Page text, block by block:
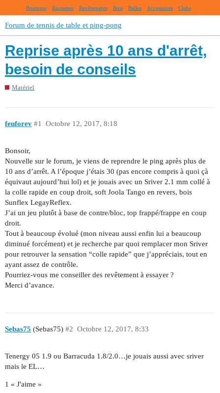
Boutique Raquettes Revêtements Bois Balles Accessoires Clubs
Forum de tennis de table et ping-pong
Reprise après 10 ans d'arrêt,
besoin de conseils
Matériel
feuforev Octobre 12, 2017, 8:18
#1
Bonsoir,
Nouvelle sur le forum, je viens de reprendre le ping après plus de
10 ans d’arrêt. A l’époque j’étais 30 (pas encore compris à quoi çà
équivaut aujourd’hui lol) et je jouais avec un Sriver 2.1 mm collé à
la colle rapide en coup droit, soft Joola Tango en revers, bois
Sunflex LegayReflex.
J’ai un jeu plutôt à base de contre/bloc, top frappé/frappe en coup
droit.
Tout à beaucoup évolué (mon niveau aussi enfin lui a beaucoup
diminué forcément) et je recherche par quoi remplacer mon Sriver
pour retrouver la sensation “colle rapide” que j’appréciais, tout en
ayant assez de contrôle.
Pourriez-vous me conseiller des revêtement à essayer ?
Merci d’avance.
Sebas75 (Sebas75) Octobre 12, 2017, 8:33
#2
Tenergy 05 1.9 ou Barracuda 1.8/2.0…je jouais aussi avec sriver
mais le EL…
1 « J'aime »